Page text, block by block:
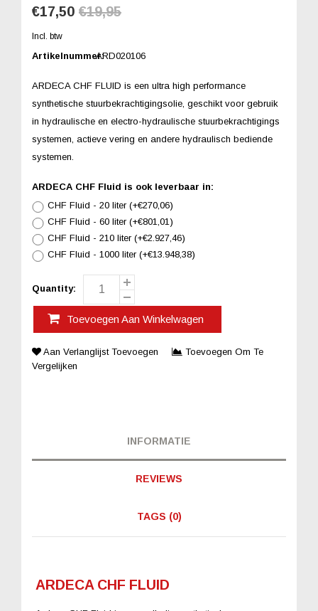
€17,50 €19,95
Incl. btw
Artikelnummer:ARD020106
ARDECA CHF FLUID is een ultra high performance
synthetische stuurbekrachtigingsolie, geschikt voor gebruik
in hydraulische en electro-hydraulische stuurbekrachtigings
systemen, actieve vering en andere hydraulisch bediende
systemen.
ARDECA CHF Fluid is ook leverbaar in:
CHF Fluid - 20 liter (+€270,06)
CHF Fluid - 60 liter (+€801,01)
CHF Fluid - 210 liter (+€2.927,46)
CHF Fluid - 1000 liter (+€13.948,38)
Quantity:
Toevoegen Aan Winkelwagen
Aan Verlanglijst Toevoegen
Toevoegen Om Te
Vergelijken
INFORMATIE
REVIEWS
TAGS (0)
ARDECA CHF FLUID